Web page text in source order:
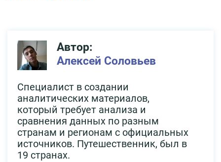
Автор:
Алексей Соловьев
Специалист в создании
аналитических материалов,
который требует анализа и
сравнения данных по разным
странам и регионам с официальных
источников. Путешественник, был в
19 странах.